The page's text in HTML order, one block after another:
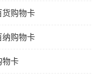
货购物卡
纳购物卡
物卡